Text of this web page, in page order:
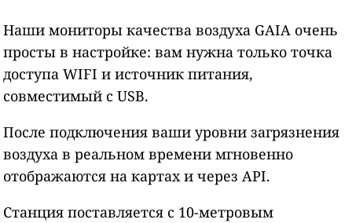
Наши мониторы качества воздуха GAIA очень
просты в настройке: вам нужна только точка
доступа WIFI и источник питания,
совместимый с USB.
После подключения ваши уровни загрязнения
воздуха в реальном времени мгновенно
отображаются на картах и через API.
Станция поставляется с 10-метровым